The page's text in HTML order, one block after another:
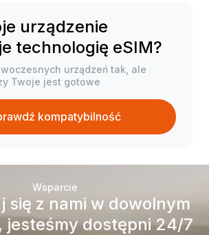
urządzenie
technologię eSIM?
urządzeń tak, ale
Twoje jest gotowe
kompatybilność
Wsparcie
się z nami w dowolnym
jesteśmy dostępni 24/7